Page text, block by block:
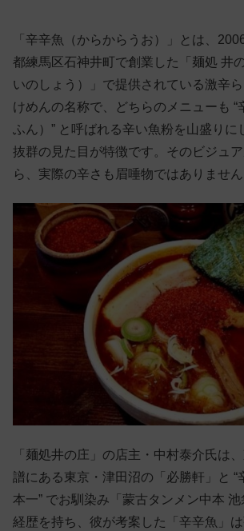
「辛辛魚（からからうお）」とは、
都練馬区石神井町で創業した「麺処 井
いのしょう）」で提供されている激辛
けめんの名称で、どちらのメニューも “
ふん）” と呼ばれる辛い魚粉を山盛りに
抜群の見た目が特徴です。そのビジュ
ら、実際の辛さも眉唾物ではありません
「麺処井の庄」の店主・中村泰介氏は
譜にある東京・津田沼の「必勝軒」と “
本一” でお馴染み「蒙古タンメン中本
経歴を持ち、彼が考案した「辛辛魚」